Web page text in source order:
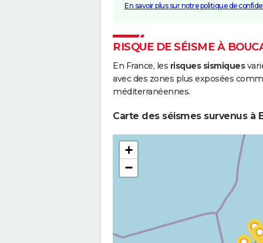
En savoir plus sur notre politique de
RISQUE DE SÉISME À
En France, les risques sismiques
avec des zones plus exposées
méditerranéennes.
Carte des séismes survenus à
+
−